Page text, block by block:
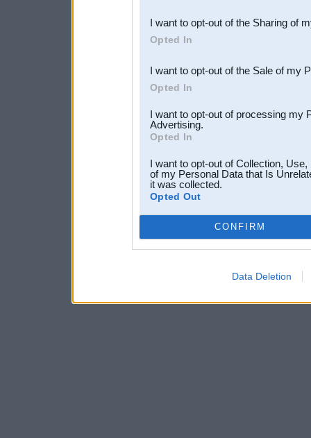
Downstream Participants
third parties.
I want to opt-out of the Sharing of
Opted In
I want to opt-out of the Sale of my
Opted In
I want to opt-out of processing my
Advertising.
Opted In
I want to opt-out of Collection,
of my Personal Data that Is
it was collected.
Opted Out
CONFIRM
Data Deletion